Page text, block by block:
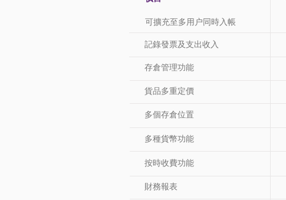
記錄發票及支出收入
存倉管理功能
貨品多重定價
可擴充至多用户同時入帳
按時收費功能
多個存倉位置
多種貨幣功能
財務報表